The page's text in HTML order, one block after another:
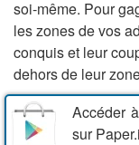
soi-même. Pour
les zones de vos
conquis et leur
dehors de leur
Accéder
sur